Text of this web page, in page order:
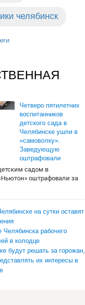
челябинск
Четверо пятилетних
воспитанников
детского сада в
Челябинске ушли в
«самоволку».
Заведующую
оштрафовали
садом в
оштрафовали за
на сутки оставят
Челябинска рабочего
в колодце
будут решать за горожан,
их интересы в